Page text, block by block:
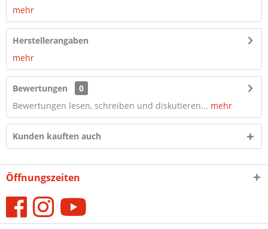
mehr
Herstellerangaben
mehr
Bewertungen
0
Bewertungen lesen, schreiben und diskutieren... mehr
Kunden kauften auch
Öffnungszeiten